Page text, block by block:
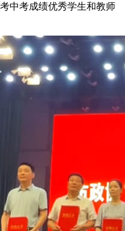
中考成绩优秀学生和教师